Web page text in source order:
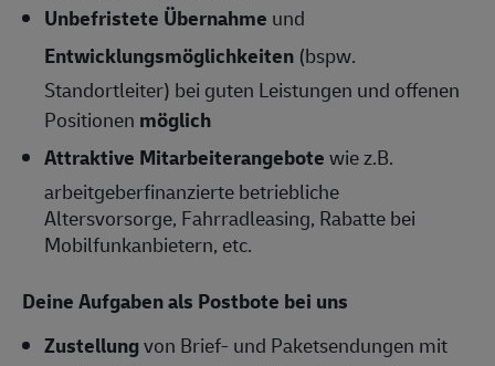
Unbefristete Übernahme und
Entwicklungsmöglichkeiten (bspw.
Standortleiter) bei guten Leistungen und offenen
Positionen möglich
Attraktive Mitarbeiterangebotewie z.B.
arbeitgeberfinanzierte betriebliche
Altersvorsorge, Fahrradleasing, Rabatte bei
Mobilfunkanbietern, etc.
Deine Aufgaben als Postbote bei uns
Zustellungvon Brief- und Paketsendungen mit